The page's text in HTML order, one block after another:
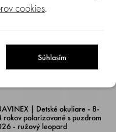
| Detské okuliare - 8-
rokov polarizované s puzdrom
- ružový leopard
cookies.
Súhlasím